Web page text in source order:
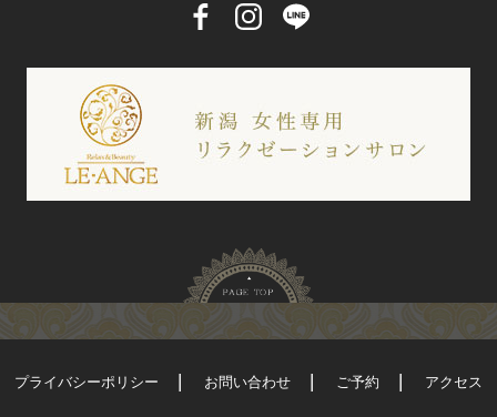
プライバシーポリシー お問い合わせ ご予約 アクセス